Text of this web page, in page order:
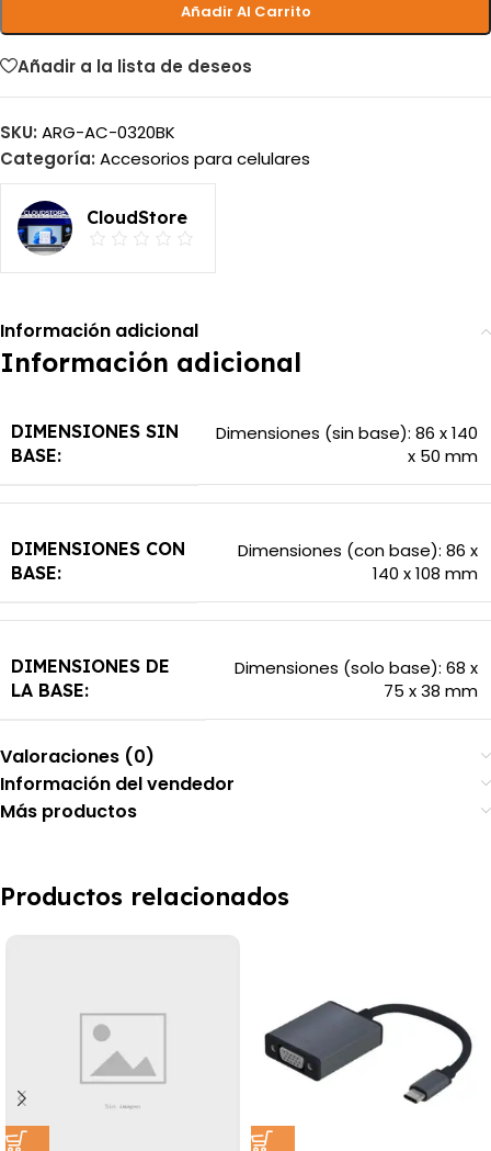
Añadir Al Carrito
Añadir a la lista de deseos
SKU: ARG-AC-0320BK
Categoría: Accesorios para celulares
CloudStore
Información adicional
Información adicional
DIMENSIONES SIN
BASE:
Dimensiones (sin base): 86 x 140
x 50 mm
DIMENSIONES CON
BASE:
Dimensiones (con base): 86 x
140 x 108 mm
DIMENSIONES DE
LA BASE:
Dimensiones (solo base): 68 x
75 x 38 mm
Valoraciones (0)
Información del vendedor
Más productos
Productos relacionados